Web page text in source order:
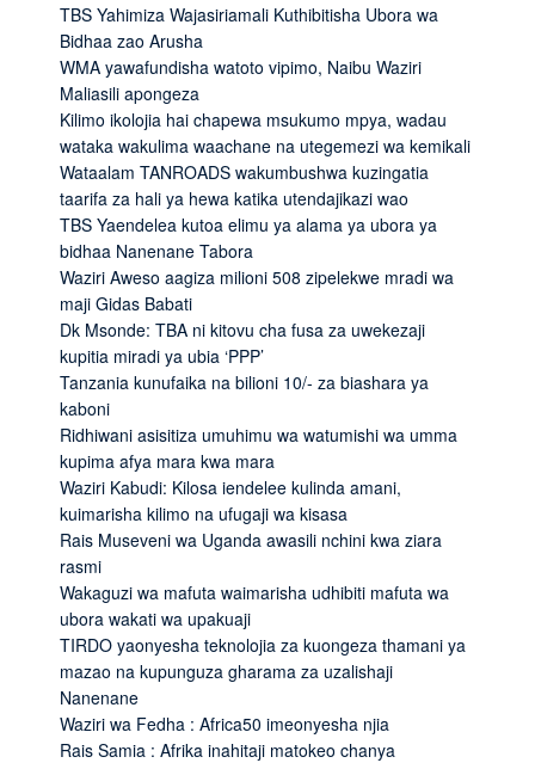
TBS Yahimiza Wajasiriamali Kuthibitisha Ubora wa
Bidhaa zao Arusha
WMA yawafundisha watoto vipimo, Naibu Waziri
Maliasili apongeza
Kilimo ikolojia hai chapewa msukumo mpya, wadau
wataka wakulima waachane na utegemezi wa kemikali
Wataalam TANROADS wakumbushwa kuzingatia
taarifa za hali ya hewa katika utendajikazi wao
TBS Yaendelea kutoa elimu ya alama ya ubora ya
bidhaa Nanenane Tabora
Waziri Aweso aagiza milioni 508 zipelekwe mradi wa
maji Gidas Babati
Dk Msonde: TBA ni kitovu cha fusa za uwekezaji
kupitia miradi ya ubia ‘PPP’
Tanzania kunufaika na bilioni 10/- za biashara ya
kaboni
Ridhiwani asisitiza umuhimu wa watumishi wa umma
kupima afya mara kwa mara
Waziri Kabudi: Kilosa iendelee kulinda amani,
kuimarisha kilimo na ufugaji wa kisasa
Rais Museveni wa Uganda awasili nchini kwa ziara
rasmi
Wakaguzi wa mafuta waimarisha udhibiti mafuta wa
ubora wakati wa upakuaji
TIRDO yaonyesha teknolojia za kuongeza thamani ya
mazao na kupunguza gharama za uzalishaji
Nanenane
Waziri wa Fedha : Africa50 imeonyesha njia
Rais Samia : Afrika inahitaji matokeo chanya